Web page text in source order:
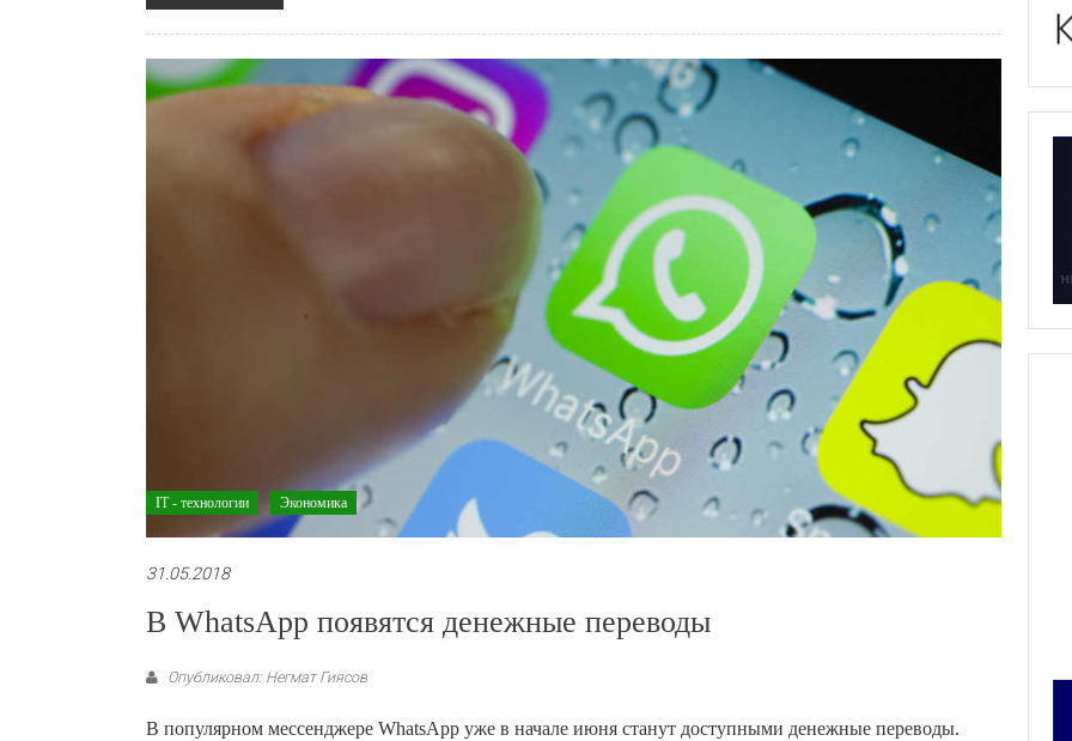
IT - технологии Экономика
31.05.2018
В WhatsApp появятся денежные переводы
Опубликовал: Негмат Гиясов
В популярном мессенджере WhatsApp уже в начале июня станут доступными денежные переводы.